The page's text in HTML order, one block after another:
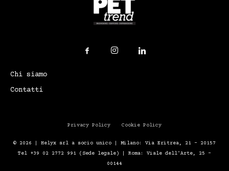
Chi siamo
Contatti
Privacy Policy Cookie Policy
© 2026 | Helyx srl a socio unico | Milano: Via Eritrea, 21 – 20157
Tel +39 02 2772 991 (Sede legale) | Roma: Viale dell'Arte, 25 -
00144